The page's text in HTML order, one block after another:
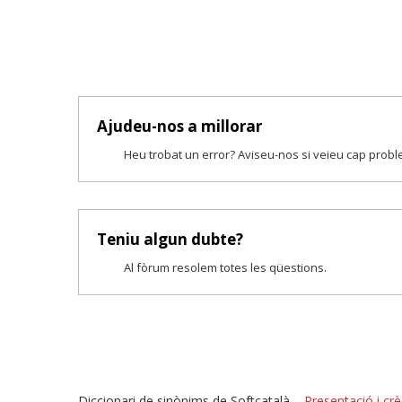
Ajudeu-nos a millorar
Heu trobat un error? Aviseu-nos si veieu cap
Teniu algun dubte?
Al fòrum resolem totes les qüestions.